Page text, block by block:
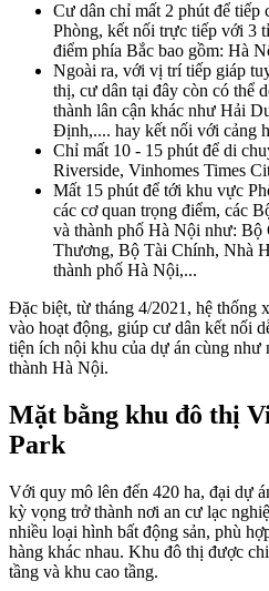
Cư dân chỉ mất 2 phút để tiếp
Phòng, kết nối trực tiếp với 3
điểm phía Bắc bao gồm: Hà
Ngoài ra, với vị trí tiếp giáp
thị, cư dân tại đây còn có thể
thành lân cận khác như Hải
Định,.... hay kết nối với cảng
Chỉ mất 10 - 15 phút để di
Riverside, Vinhomes Times
Mất 15 phút để tới khu vực
các cơ quan trọng điểm, các
và thành phố Hà Nội như:
Thương, Bộ Tài Chính, Nhà
thành phố Hà Nội,...
Đặc biệt, từ tháng 4/2021, hệ thống
vào hoạt động, giúp cư dân kết nối
tiện ích nội khu của dự án cùng như
thành Hà Nội.
Mặt bằng khu đô thị
Park
Với quy mô lên đến 420 ha, đại dự
kỳ vọng trở thành nơi an cư lạc
nhiều loại hình bất động sản, phù
hàng khác nhau. Khu đô thị được
tầng và khu cao tầng.